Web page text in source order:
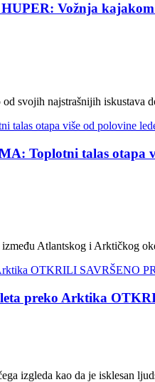
Vožnja
svojih najstrašnijih iskustava
Toplotni talas otapa
Atlantskog i Arktičkog
preko Arktika
izgleda kao da je isklesan